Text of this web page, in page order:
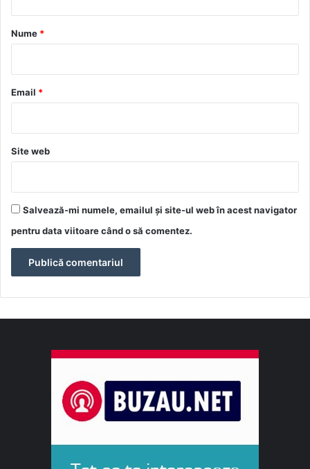
r
*
Nume *
Email *
Site web
Salvează-mi numele, emailul și site-ul web în acest navigator
pentru data viitoare când o să comentez.